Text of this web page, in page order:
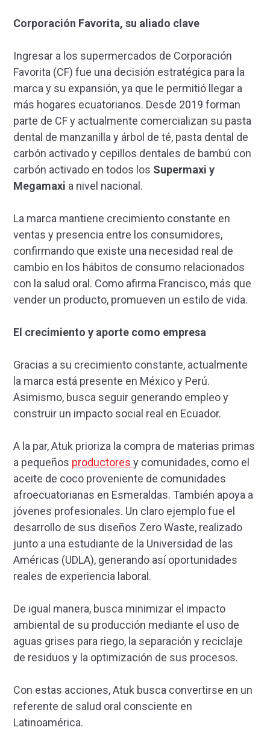
Corporación Favorita, su aliado clave
Ingresar a los supermercados de Corporación
Favorita (CF) fue una decisión estratégica para la
marca y su expansión, ya que le permitió llegar a
más hogares ecuatorianos. Desde 2019 forman
parte de CF y actualmente comercializan su pasta
dental de manzanilla y árbol de té, pasta dental de
carbón activado y cepillos dentales de bambú con
carbón activado en todos los Supermaxi y
Megamaxi a nivel nacional.
La marca mantiene crecimiento constante en
ventas y presencia entre los consumidores,
confirmando que existe una necesidad real de
cambio en los hábitos de consumo relacionados
con la salud oral. Como afirma Francisco, más que
vender un producto, promueven un estilo de vida.
El crecimiento y aporte como empresa
Gracias a su crecimiento constante, actualmente
la marca está presente en México y Perú.
Asimismo, busca seguir generando empleo y
construir un impacto social real en Ecuador.
A la par, Atuk prioriza la compra de materias primas
a pequeños productores y comunidades, como el
aceite de coco proveniente de comunidades
afroecuatorianas en Esmeraldas. También apoya a
jóvenes profesionales. Un claro ejemplo fue el
desarrollo de sus diseños Zero Waste, realizado
junto a una estudiante de la Universidad de las
Américas (UDLA), generando así oportunidades
reales de experiencia laboral.
De igual manera, busca minimizar el impacto
ambiental de su producción mediante el uso de
aguas grises para riego, la separación y reciclaje
de residuos y la optimización de sus procesos.
Con estas acciones, Atuk busca convertirse en un
referente de salud oral consciente en
Latinoamérica.